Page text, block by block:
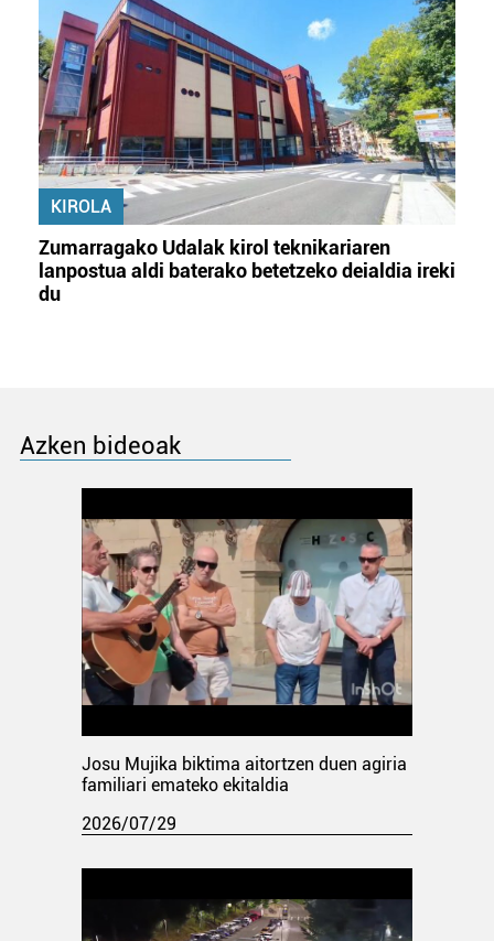
KIROLA
Zumarragako Udalak kirol teknikariaren
lanpostua aldi baterako betetzeko deialdia ireki
du
Azken bideoak
Josu Mujika biktima aitortzen duen agiria
familiari emateko ekitaldia
2026/07/29